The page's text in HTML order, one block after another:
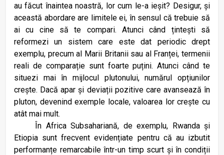
au făcut înaintea noastră, lor cum le-a ieșit? Desigur, și
această abordare are limitele ei, în sensul că trebuie să
ai cu cine să te compari. Atunci când țintești să
reformezi un sistem care este dat periodic drept
exemplu, precum al Marii Britanii sau al Franței, termenii
reali de comparație sunt foarte puțini. Atunci când te
situezi mai în mijlocul plutonului, numărul opțiunilor
crește. Dacă apar și deviații pozitive care avansează în
pluton, devenind exemple locale, valoarea lor crește cu
atât mai mult.
În Africa Subsahariană, de exemplu, Rwanda și
Etiopia sunt frecvent evidențiate pentru că au izbutit
performanțe remarcabile într-un timp scurt și în condiții